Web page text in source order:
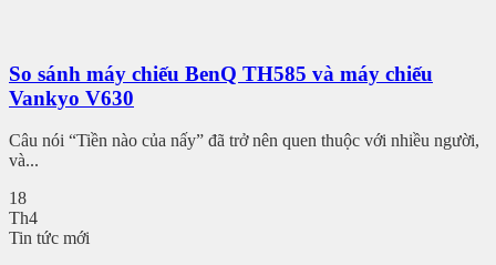
So sánh máy chiếu BenQ TH585 và máy chiếu
Vankyo V630
Câu nói “Tiền nào của nấy” đã trở nên quen thuộc với nhiều người,
và...
18
Th4
Tin tức mới